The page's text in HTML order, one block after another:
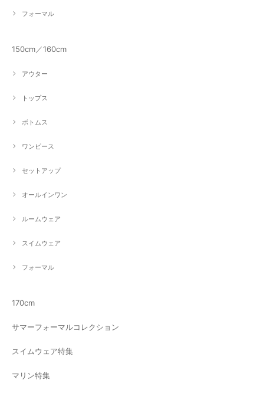
フォーマル
150cm／160cm
アウター
トップス
ボトムス
ワンピース
セットアップ
オールインワン
ルームウェア
スイムウェア
フォーマル
170cm
サマーフォーマルコレクション
スイムウェア特集
マリン特集